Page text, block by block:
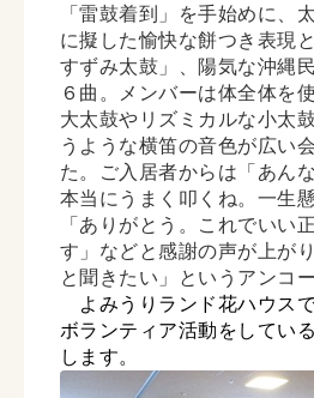
「雷鼓着到」を手始めに、
に擬した愉快な餅つき表現
すずみ太鼓」、陽気な沖縄
６曲。メンバーは体全体を
大太鼓やリズミカルな小太
うような横笛の音色が広い
た。ご入居者からは「あん
本当にうまく叩くね。一生
「ありがとう。これでいい
す」などと感謝の声が上が
と聞きたい」というアンコー
よみうりランド花ハウス
ボランティア活動をしてい
します。